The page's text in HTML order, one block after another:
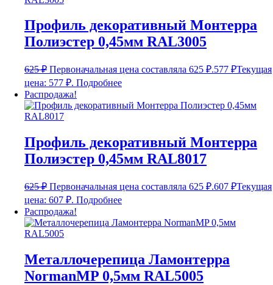
Профиль декоративный Монтерра
Полиэстер 0,45мм RAL3005
625₽ Первоначальная цена составляла 625 ₽.577 ₽Текущая
цена: 577 ₽. Подробнее
Распродажа!
Профиль декоративный Монтерра
Полиэстер 0,45мм RAL8017
625₽ Первоначальная цена составляла 625 ₽.607 ₽Текущая
цена: 607 ₽. Подробнее
Распродажа!
Металлочерепица Ламонтерра
NormanMP 0,5мм RAL5005